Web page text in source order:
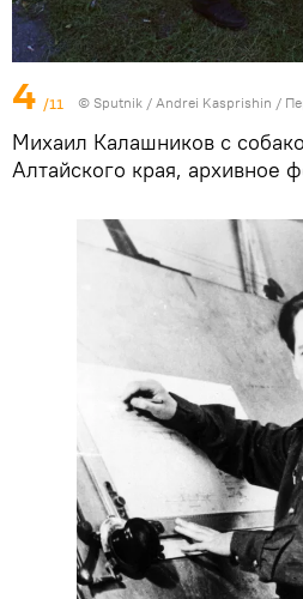
4 /11 © Sputnik / Andrei Kasprishin /
Михаил Калашников с
Алтайского края, архивное